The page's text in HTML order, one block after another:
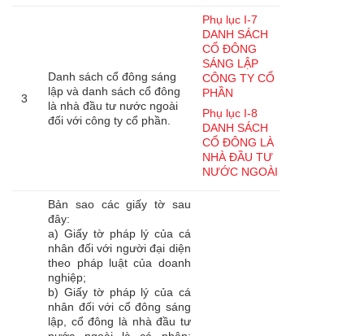
3
Danh sách cổ đông sáng
lập và danh sách cổ đông
là nhà đầu tư nước ngoài
đối với công ty cổ phần.
Phụ lục I-7
DANH SÁCH
CỔ ĐÔNG
SÁNG LẬP
CÔNG TY CỔ
PHẦN
Phụ lục I-8
DANH SÁCH
CỔ ĐÔNG LÀ
NHÀ ĐẦU TƯ
NƯỚC NGOÀI
Bản sao các giấy tờ sau
đây:
a) Giấy tờ pháp lý của cá
nhân đối với người đại diện
theo pháp luật của doanh
nghiệp;
b) Giấy tờ pháp lý của cá
nhân đối với cổ đông sáng
lập, cổ đông là nhà đầu tư